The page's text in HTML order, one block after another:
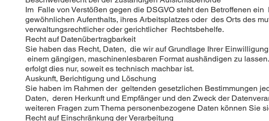
Im Falle von Verstößen gegen die DSGVO steht den Betroffenen
gewöhnlichen Aufenthalts, ihres Arbeitsplatzes oder des Orts des
verwaltungsrechtlicher oder gerichtlicher Rechtsbehelfe.
Recht auf Daten­übertrag­barkeit
Sie haben das Recht, Daten, die wir auf Grundlage Ihrer
einem gängigen, maschinenlesbaren Format aushändigen zu
erfolgt dies nur, soweit es technisch machbar ist.
Auskunft, Berichtigung und Löschung
Sie haben im Rahmen der geltenden gesetzlichen Bestimmungen
Daten, deren Herkunft und Empfänger und den Zweck der
weiteren Fragen zum Thema personenbezogene Daten können Sie
Recht auf Einschränkung der Verarbeitung